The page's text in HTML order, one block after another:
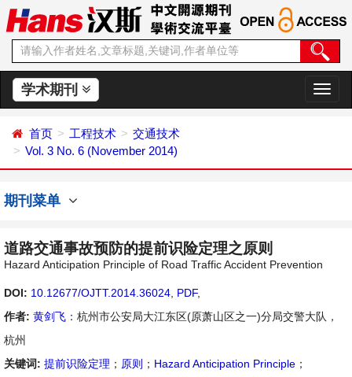
学术期刊
切
换
首页 工程技术
交通技术
Vol. 3 No. 6 (November 2014)
期刊菜单
道路交通事故预防的提前识险定理之原则
Hazard Anticipation Principle of Road Traffic Accident Prevention
DOI: 10.12677/OJTT.2014.36024 PDF,
作者: 黄剑飞 ：杭州市公安局大江东区(原萧山区之一)分局交警大队，
杭州
关键词: 提前识险定理 ； 原则 ； Hazard Anticipation Principle ；